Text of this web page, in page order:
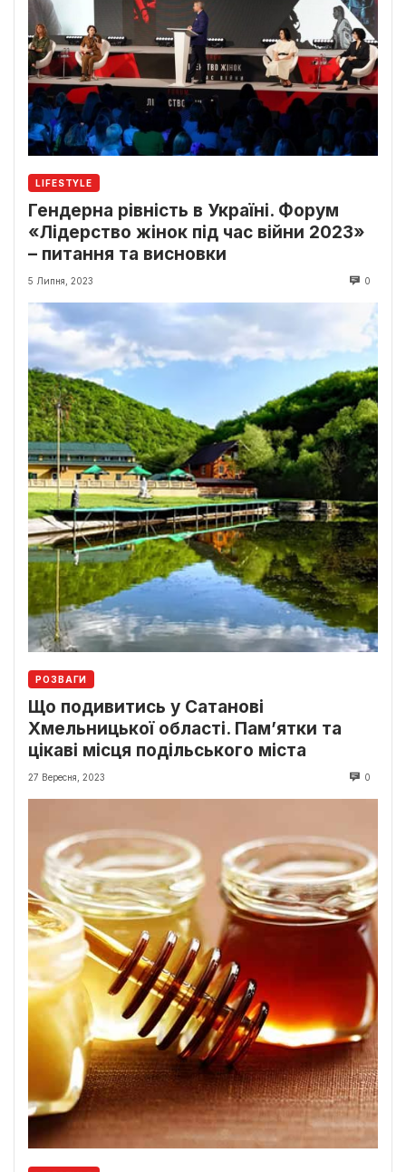
LIFESTYLE
Гендерна рівність в Україні. Форум
«Лідерство жінок під час війни 2023»
– питання та висновки
5 Липня, 2023 0
РОЗВАГИ
Що подивитись у Сатанові
Хмельницької області. Пам’ятки та
цікаві місця подільського міста
27 Вересня, 2023 0